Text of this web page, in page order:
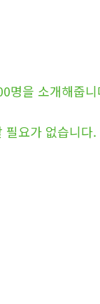
명을 소개해줍니
필요가 없습니다.